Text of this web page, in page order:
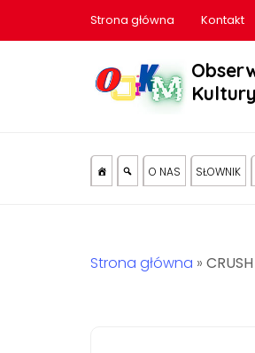
Strona główna Kontakt
O NAS SŁOWNIK
Strona główna » CRUSH